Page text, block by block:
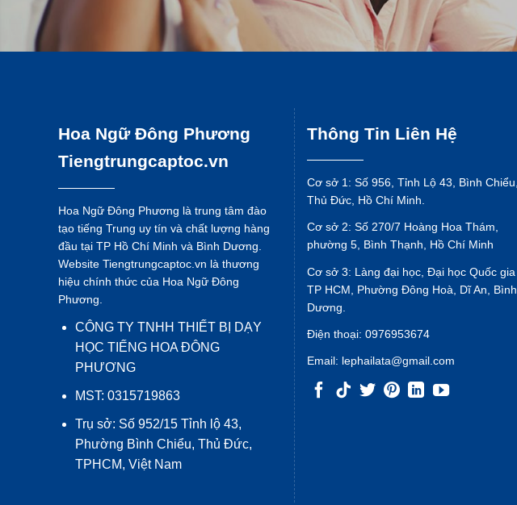
Hoa Ngữ Đông Phương
Tiengtrungcaptoc.vn
Hoa Ngữ Đông Phương là trung tâm đào
tạo tiếng Trung uy tín và chất lượng hàng
đầu tại TP Hồ Chí Minh và Bình Dương.
Website Tiengtrungcaptoc.vn là thương
hiệu chính thức của Hoa Ngữ Đông
Phương.
CÔNG TY TNHH THIẾT BỊ DẠY
HỌC TIẾNG HOA ĐÔNG
PHƯƠNG
MST: 0315719863
Trụ sở: Số 952/15 Tỉnh lộ 43,
Phường Bình Chiểu, Thủ Đức,
TPHCM, Việt Nam
Thông Tin Liên Hệ
Cơ sở 1: Số 956, Tỉnh Lộ 43, Bình Chiểu,
Thủ Đức, Hồ Chí Minh.
Cơ sở 2: Số 270/7 Hoàng Hoa Thám,
phường 5, Bình Thạnh, Hồ Chí Minh
Cơ sở 3: Làng đại học, Đại học Quốc gia
TP HCM, Phường Đông Hoà, Dĩ An, Bình
Dương.
Điện thoại: 0976953674
Email: lephailata@gmail.com